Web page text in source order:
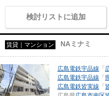
検討リストに追加
賃貸｜マンション NAミナミ
広島電鉄宇品線 「
広島電鉄宇品線 「
広島電鉄皆実線 「